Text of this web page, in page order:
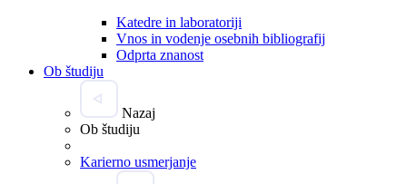
Katedre in laboratoriji
Vnos in vodenje osebnih bibliografij
Odprta znanost
Ob študiju
Nazaj
Ob študiju
Karierno usmerjanje